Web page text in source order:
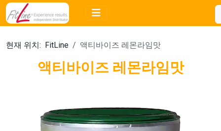
현재 위치: FitLine 액티바이즈 레몬라임맛
액티바이즈 레몬라임맛